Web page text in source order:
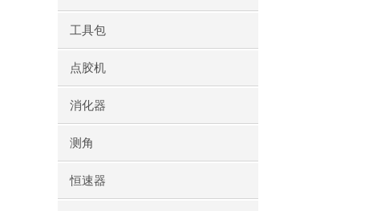
工具包
点胶机
消化器
测角
恒速器